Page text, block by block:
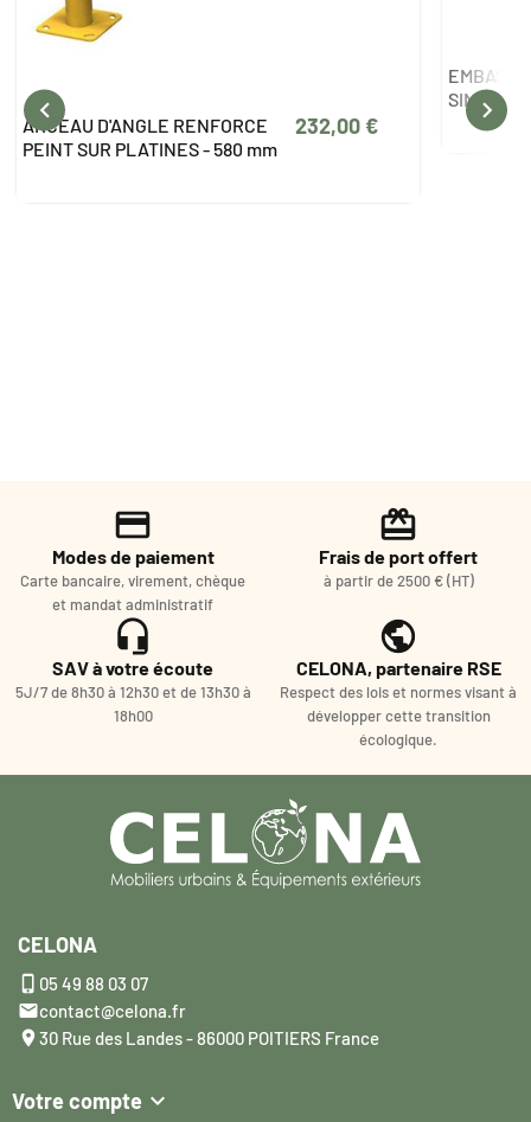
ARCEAU D'ANGLE RENFORCE
PEINT SUR PLATINES - 580 mm
232,00 €
EMBASE
SIMPLE
 
Modes de paiement
Carte bancaire, virement, chèque
et mandat administratif
Frais de port offert
à partir de 2500 € (HT)
SAV à votre écoute
5J/7 de 8h30 à 12h30 et de 13h30 à
18h00
CELONA, partenaire RSE
Respect des lois et normes visant à
développer cette transition
écologique.
CELONA
 05 49 88 03 07
contact@celona.fr
30 Rue des Landes - 86000 POITIERS France
Votre compte 